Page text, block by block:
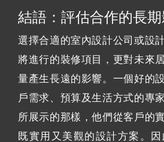
結語：評估合作的長
選擇合適的室內設計公司或設
將進行的裝修項目，更對未來
量產生長遠的影響。一個好的
戶需求、預算及生活方式的專
所展示的那樣，他們從客戶的
既實用又美觀的設計方案。